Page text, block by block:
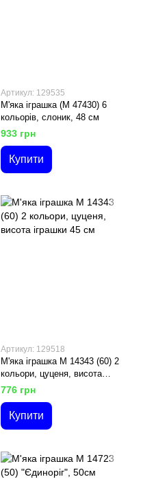
Артикул: 129535
М'яка іграшка (M 47430) 6
кольорів, слоник, 48 см
933 грн
Купити
Артикул: 129518
М'яка іграшка M 14343 (60) 2
кольори, цуценя, висота
іграшки 45 см
776 грн
Купити